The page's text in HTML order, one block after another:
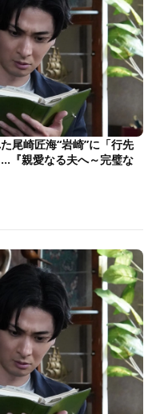
尾崎匠海“岩崎”に「行先
『親愛なる夫へ～完璧な